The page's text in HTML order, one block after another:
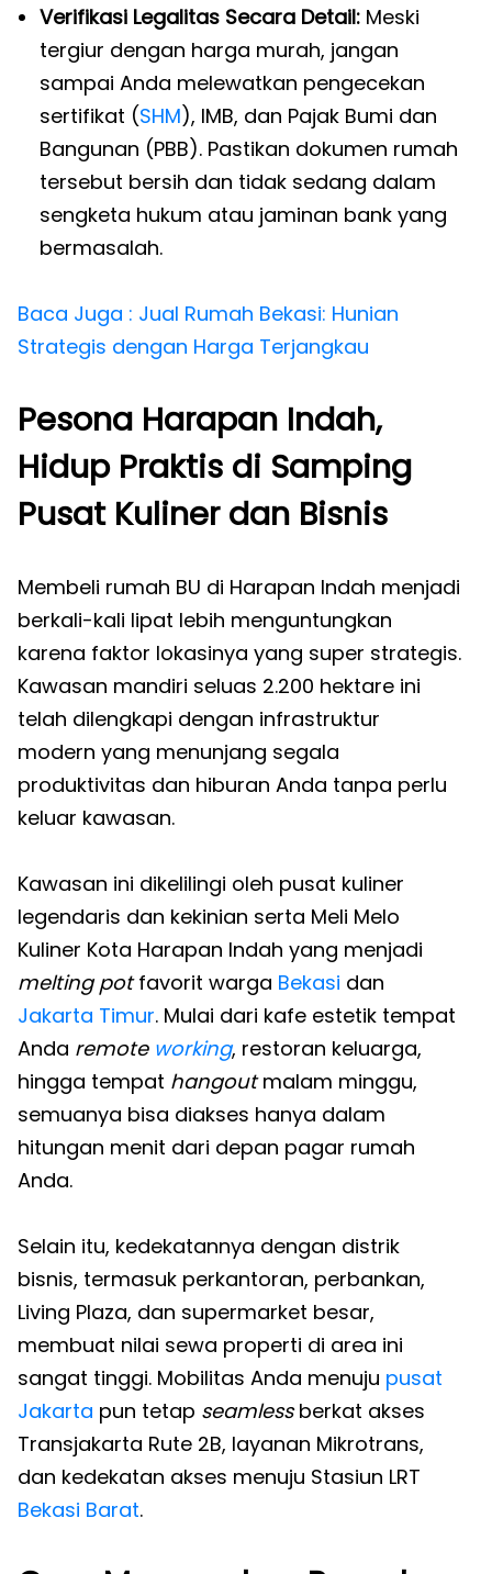
Verifikasi Legalitas Secara Detail: Meski
tergiur dengan harga murah, jangan
sampai Anda melewatkan pengecekan
sertifikat (SHM), IMB, dan Pajak Bumi dan
Bangunan (PBB). Pastikan dokumen rumah
tersebut bersih dan tidak sedang dalam
sengketa hukum atau jaminan bank yang
bermasalah.
Baca Juga : Jual Rumah Bekasi: Hunian
Strategis dengan Harga Terjangkau
Pesona Harapan Indah,
Hidup Praktis di Samping
Pusat Kuliner dan Bisnis
Membeli rumah BU di Harapan Indah menjadi
berkali-kali lipat lebih menguntungkan
karena faktor lokasinya yang super strategis.
Kawasan mandiri seluas 2.200 hektare ini
telah dilengkapi dengan infrastruktur
modern yang menunjang segala
produktivitas dan hiburan Anda tanpa perlu
keluar kawasan.
Kawasan ini dikelilingi oleh pusat kuliner
legendaris dan kekinian serta Meli Melo
Kuliner Kota Harapan Indah yang menjadi
melting potfavorit warga Bekasi dan
Jakarta Timur. Mulai dari kafe estetik tempat
Anda remote working, restoran keluarga,
hingga tempat hangoutmalam minggu,
semuanya bisa diakses hanya dalam
hitungan menit dari depan pagar rumah
Anda.
Selain itu, kedekatannya dengan distrik
bisnis, termasuk perkantoran, perbankan,
Living Plaza, dan supermarket besar,
membuat nilai sewa properti di area ini
sangat tinggi. Mobilitas Anda menuju pusat
Jakarta pun tetap seamlessberkat akses
Transjakarta Rute 2B, layanan Mikrotrans,
dan kedekatan akses menuju Stasiun LRT
Bekasi Barat.